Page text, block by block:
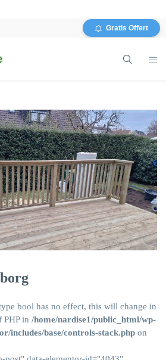
Gratis Offert
bool has no effect, this will change in
PHP in /home/nardise1/public_html/wp-
includes/base/controls-stack.php on